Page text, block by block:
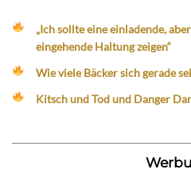
„Ich sollte eine einladende,
eingehende Haltung zeigen“
Wie viele Bäcker sich gerade
Kitsch und Tod und Danger